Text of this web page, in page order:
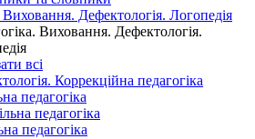
Виховання. Дефектологія. Логопедія
Виховання. Дефектологія.
всі
Коррекційна педагогіка
педагогіка
педагогіка
педагогіка